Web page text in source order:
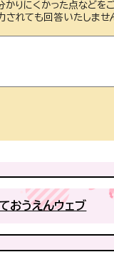
かりにくかった点などを
されても回答いたしませ
おうえんウェブ